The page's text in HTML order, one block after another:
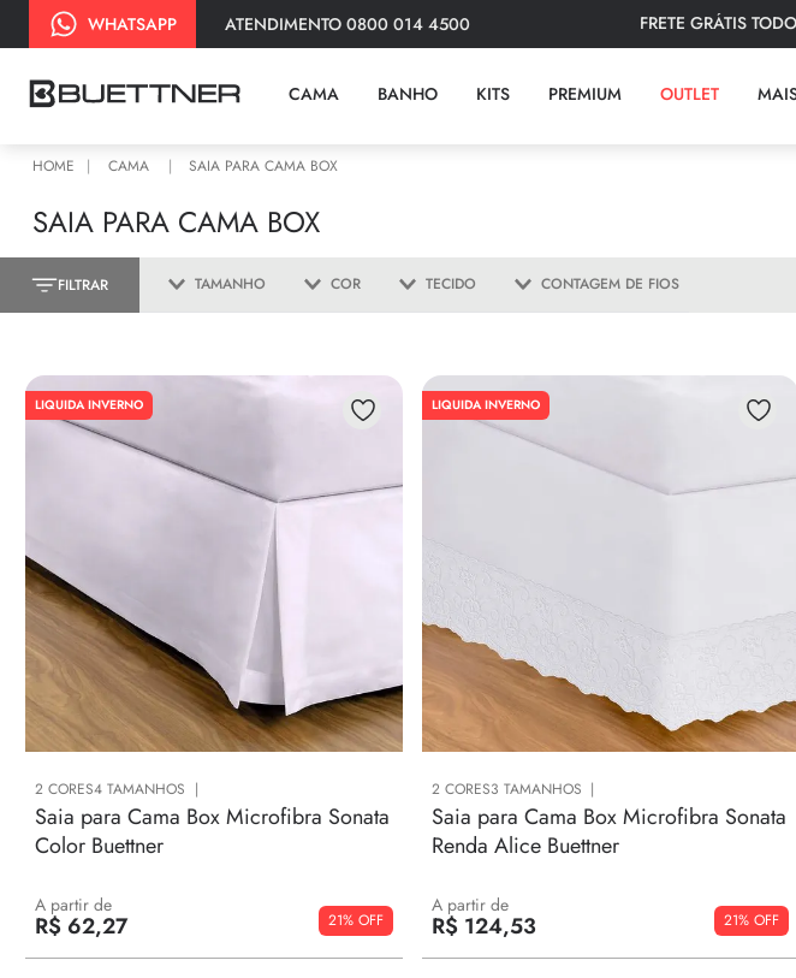
WHATSAPP ATENDIMENTO 0800 014 4500 FRETE GRÁTIS
CAMA BANHO KITS PREMIUM OUTLET
CAMA SAIA PARA CAMA BOX
SAIA PARA CAMA BOX
TAMANHO COR TECIDO CONTAGEM DE FIOS
LIQUIDA INVERNO
2 CORES4 TAMANHOS
Saia para Cama Box Microfibra Sonata
Color Buettner
A partir de
R$ 62,27 21%
LIQUIDA INVERNO
2 CORES3 TAMANHOS
Saia para Cama Box Microfibra Sonata
Renda Alice Buettner
A partir de
R$ 124,53 21%